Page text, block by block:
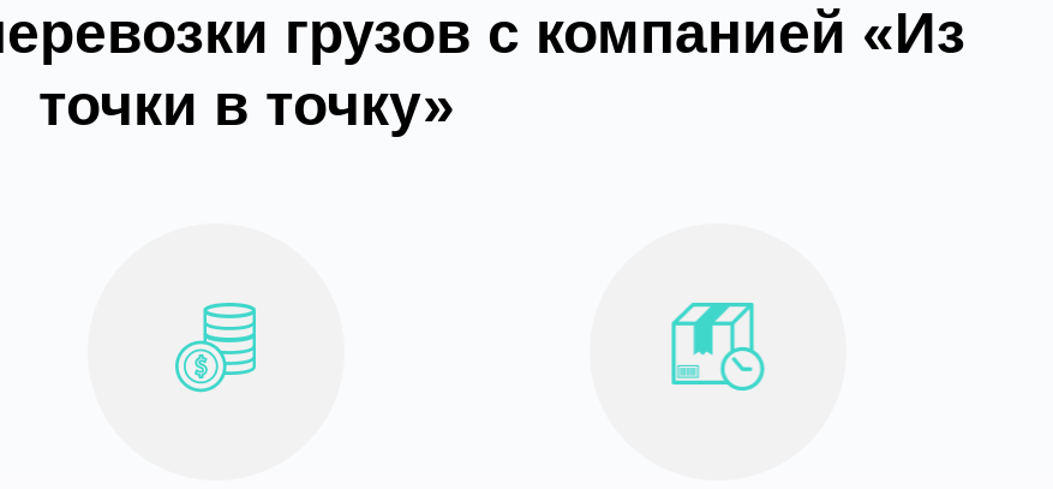
грузов с компанией «Из
точки в точку»